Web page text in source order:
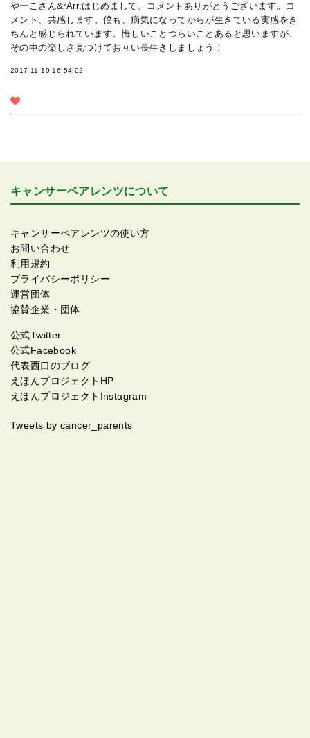
やーこさん&rArr;はじめまして、コメントありがとうございます。コ
メント、共感します。僕も、病気になってからが生きている実感をき
ちんと感じられています。悔しいことつらいことあると思いますが、
その中の楽しさ見つけてお互い長生きしましょう！
2017-11-19 16:54:02
キャンサーペアレンツについて
キャンサーペアレンツの使い方
お問い合わせ
利用規約
プライバシーポリシー
運営団体
協賛企業・団体
公式Twitter
公式Facebook
代表西口のブログ
えほんプロジェクトHP
えほんプロジェクトInstagram
Tweets by cancer_parents